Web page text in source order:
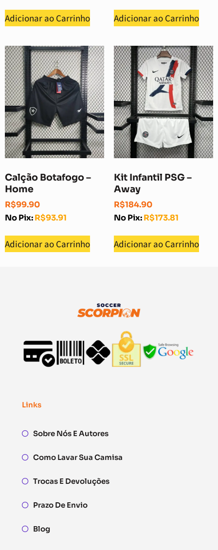
Adicionar ao Carrinho Adicionar ao Carrinho
Calção Botafogo –
Home
R$99.90
No Pix:R$93.91
Adicionar ao Carrinho
Kit Infantil PSG –
Away
R$184.90
No Pix:R$173.81
Adicionar ao Carrinho
Links
Sobre Nós E Autores
Como Lavar Sua Camisa
Trocas E Devoluções
Prazo De Envio
Blog